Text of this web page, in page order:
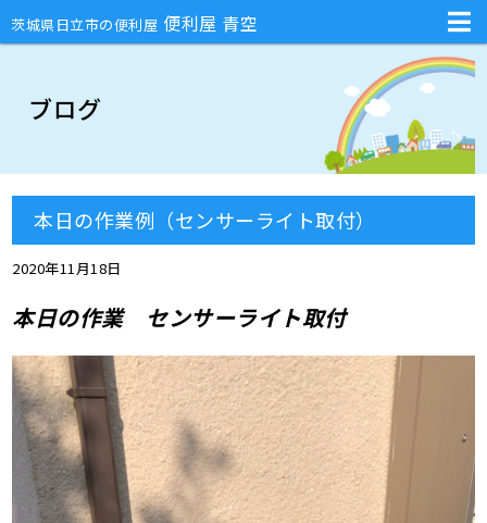
茨城県日立市の便利屋 便利屋 青空
不用品回収・部屋の片付け・庭のお手入れ・ハチの巣駆除・引越し
ブログ
本日の作業例（センサーライト取付）
2020年11月18日
本日の作業 センサーライト取付